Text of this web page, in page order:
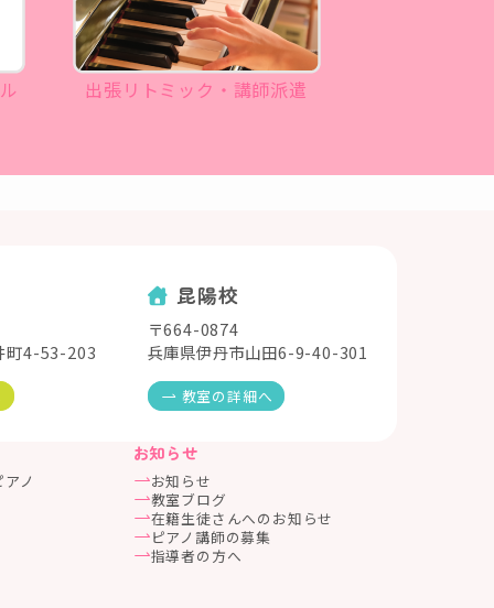
出張リトミック・講師派遣
町4-53-203
昆陽校
〒664-0874
兵庫県伊丹市山田6-9-40-301
教室の詳細へ
ノ
お知らせ
お知らせ
教室ブログ
在籍生徒さんへのお知らせ
ピアノ講師の募集
指導者の方へ